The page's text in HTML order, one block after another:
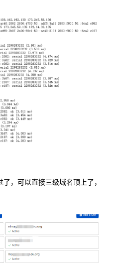
，可以直接三级域名顶上了，